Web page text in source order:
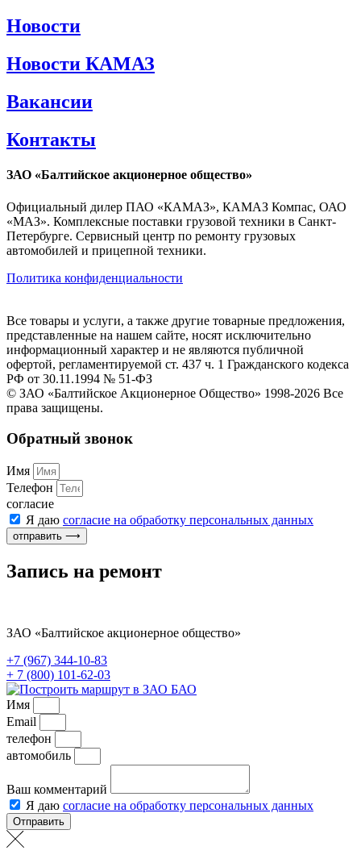
Новости
Новости КАМАЗ
Вакансии
Контакты
ЗАО «Балтийское акционерное общество»
Официальный дилер ПАО «КАМАЗ», КАМАЗ Компас, ОАО
«МАЗ». Комплексные поставки грузовой техники в Санкт-
Петербурге. Сервисный центр по ремонту грузовых
автомобилей и прицепной техники.
Политика конфиденциальности
Все товары и услуги, а также другие товарные предложения,
представленные на нашем сайте, носят исключительно
информационный характер и не являются публичной
офертой, регламентируемой ст. 437 ч. 1 Гражданского кодекса
РФ от 30.11.1994 № 51-ФЗ
© ЗАО «Балтийское Акционерное Общество» 1998-2026 Все
права защищены.
Обратный звонок
Имя
Телефон
согласие
Я даю согласие на обработку персональных данных
отправить ⟶
Запись на ремонт
ЗАО «Балтийское акционерное общество»
+7 (967) 344-10-83
+ 7 (800) 101-62-03
Имя
Email
телефон
автомобиль
Ваш комментарий
Я даю согласие на обработку персональных данных
Отправить